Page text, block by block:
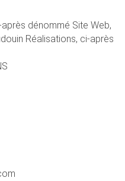
dénommé Site Web,
Réalisations, ci-après